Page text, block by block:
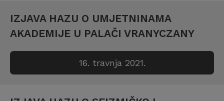
IZJAVA HAZU O UMJETNINAMA
AKADEMIJE U PALAČI VRANYCZANY
16. travnja 2021.